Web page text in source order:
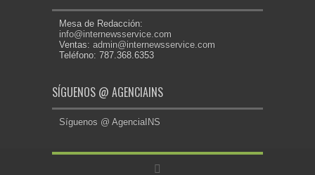
Mesa de Redacción:
info@internewsservice.com
Ventas: admin@internewsservice.com
Teléfono: 787.368.6353
SÍGUENOS @ AGENCIAINS
Síguenos @ AgenciaINS